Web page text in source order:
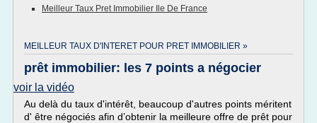
Meilleur Taux Pret Immobilier Ile De France
MEILLEUR TAUX D'INTERET POUR PRET IMMOBILIER »
prêt immobilier: les 7 points a négocier
voir la vidéo
Au delà du taux d'intérêt, beaucoup d'autres points méritent
d' être négociés afin d’obtenir la meilleure offre de prêt pour